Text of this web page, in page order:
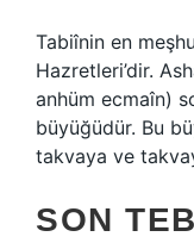
Tabiînin en
Hazretleri’dir.
anhüm ecmaîn)
büyüğüdür. Bu
takvaya ve
SON